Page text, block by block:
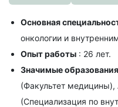
Основная
онкологии и
Опыт работы : 26 лет.
Значимые образования
(Факультет медицины),
(Специализация по